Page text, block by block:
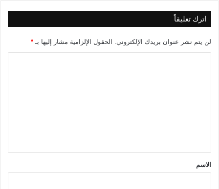
اترك تعليقاً
لن يتم نشر عنوان بريدك الإلكتروني. الحقول الإلزامية مشار إليها بـ *
*الاسم